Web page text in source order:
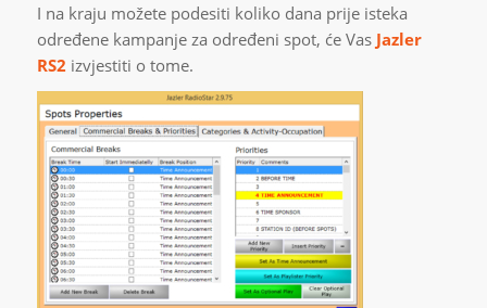
I na kraju možete podesiti koliko dana prije isteka
određene kampanje za određeni spot, će Vas Jazler
RS2 izvjestiti o tome.